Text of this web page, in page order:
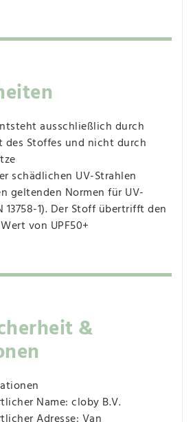
ausschließlich durch
des Stoffes und nicht durch
schädlichen UV-Strahlen
geltenden Normen für UV-
13758-1). Der Stoff übertrifft den
von UPF50+
&
Name: cloby B.V.